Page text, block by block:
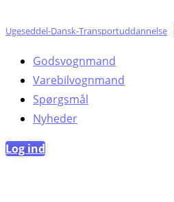
Ugeseddel-Dansk-Transportuddannelse
Godsvognmand
Varebilvognmand
Spørgsmål
Nyheder
Log ind